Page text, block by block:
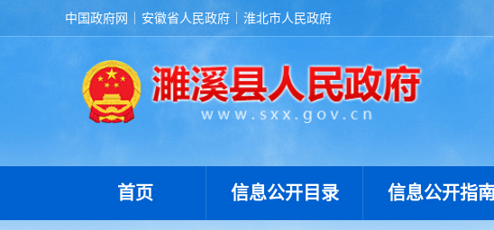
中国政府网 安徽省人民政府 淮北市人民政府
首页 信息公开目录 信息公开指